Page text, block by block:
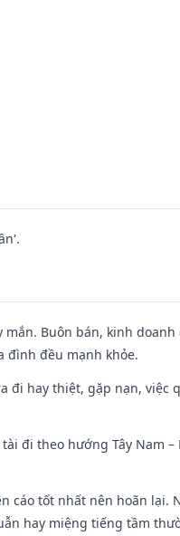
Buôn bán, kinh
đình đều mạnh khỏe.
đi hay thiệt, gặp nạn, việc
đi theo hướng Tây Nam –
cáo tốt nhất nên hoãn lại.
hay miệng tiếng tầm